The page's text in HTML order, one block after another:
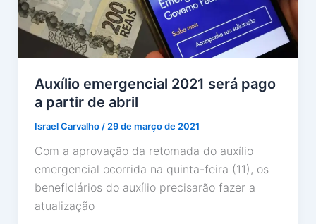
Auxílio emergencial 2021 será pago
a partir de abril
Israel Carvalho / 29 de março de 2021
Com a aprovação da retomada do auxílio
emergencial ocorrida na quinta-feira (11), os
beneficiários do auxílio precisarão fazer a
atualização